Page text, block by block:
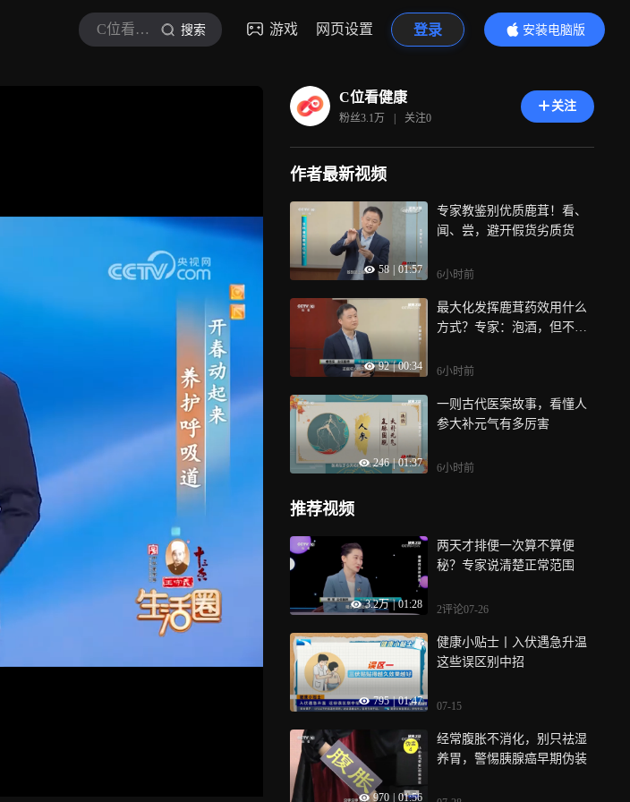
C位看健康 搜索 游戏 网页设置 登录
安装电脑版
内容更精彩
C位看健康
粉丝3.1万 | 关注0
关注
作者最新视频
58 01:57
专家教鉴别优质鹿茸！看、
闻、尝，避开假货劣质货
6小时前
92 | 00:34
最大化发挥鹿茸药效用什么
方式？专家：泡酒，但不是
6小时前
246 | 01:37
一则古代医案故事，看懂人
参大补元气有多厉害
6小时前
推荐视频
3.2万 | 01:28
两天才排便一次算不算便
秘？专家说清楚正常范围
2评论07-26
795 | 01:47
健康小贴士丨入伏遇急升温
这些误区别中招
07-15
970 01:56
经常腹胀不消化，别只祛湿
养胃，警惕胰腺癌早期伪装